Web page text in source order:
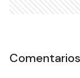
Comentarios